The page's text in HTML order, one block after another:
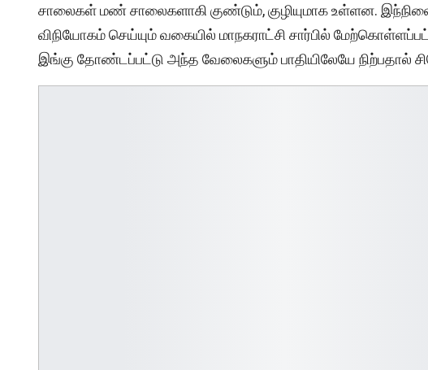
சாலைகள் மண் சாலைகளாகி குண்டும், குழியுமாக உள்ளன.
விநியோகம் செய்யும் வகையில் மாநகராட்சி சார்பில்
இங்கு தோண்டப்பட்டு அந்த வேலைகளும் பாதியிலேயே நிற்பதால்